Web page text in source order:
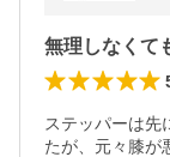
無理しなくて
ステッパーは先
たが、元々膝が